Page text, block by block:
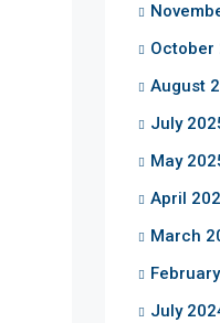
October
August
July
May
April
March
July